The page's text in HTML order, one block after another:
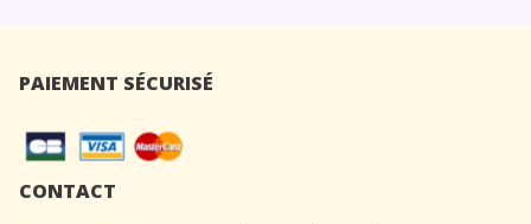
PAIEMENT SÉCURISÉ
CONTACT